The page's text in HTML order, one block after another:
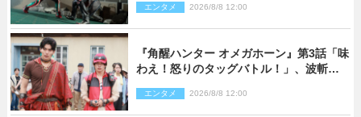
エンタメ 2026/8/8 12:00
『角醒ハンター オメガホーン』第3話「味
わえ！怒りのタッグバトル！」、波斬の
エンタメ 2026/8/8 12:00